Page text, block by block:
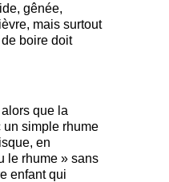
gênée,
mais surtout
boire doit
que la
un simple rhume
en
le rhume » sans
enfant qui